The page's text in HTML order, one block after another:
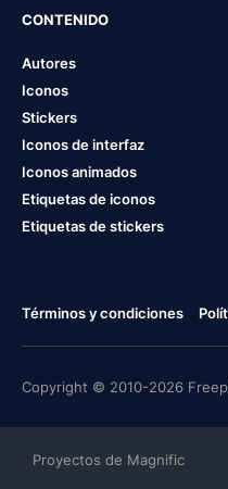
CONTENIDO
Autores
Iconos
Stickers
Iconos de interfaz
Iconos animados
Etiquetas de iconos
Etiquetas de stickers
Términos y condiciones
Copyright © 2010-2026
Proyectos de Magnific